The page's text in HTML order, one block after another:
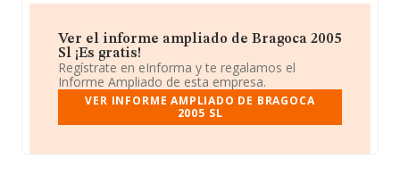
Ver el informe ampliado de Bragoca 2005
Sl ¡Es gratis!
Regístrate en eInforma y te regalamos el
Informe Ampliado de esta empresa.
VER INFORME AMPLIADO DE BRAGOCA
2005 SL